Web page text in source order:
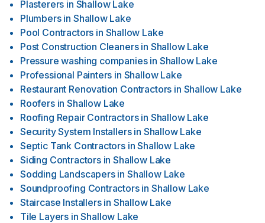
Plasterers in Shallow Lake
Plumbers in Shallow Lake
Pool Contractors in Shallow Lake
Post Construction Cleaners in Shallow Lake
Pressure washing companies in Shallow Lake
Professional Painters in Shallow Lake
Restaurant Renovation Contractors in Shallow Lake
Roofers in Shallow Lake
Roofing Repair Contractors in Shallow Lake
Security System Installers in Shallow Lake
Septic Tank Contractors in Shallow Lake
Siding Contractors in Shallow Lake
Sodding Landscapers in Shallow Lake
Soundproofing Contractors in Shallow Lake
Staircase Installers in Shallow Lake
Tile Layers in Shallow Lake